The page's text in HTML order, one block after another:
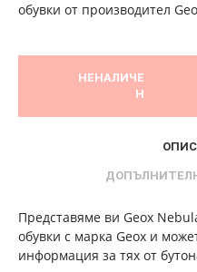
обувки от производител
НЕНАЛИЧЕ
Н
Представяме ви Geox
обувки с марка Geox и
информация за тях от